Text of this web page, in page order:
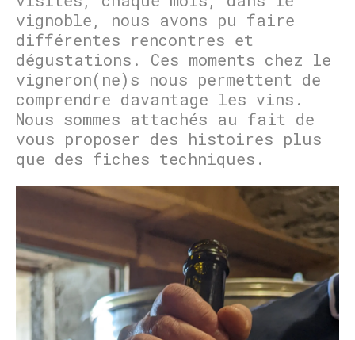
vignoble, nous avons pu faire
différentes rencontres et
dégustations. Ces moments chez le
vigneron(ne)s nous permettent de
comprendre davantage les vins.
Nous sommes attachés au fait de
vous proposer des histoires plus
que des fiches techniques.